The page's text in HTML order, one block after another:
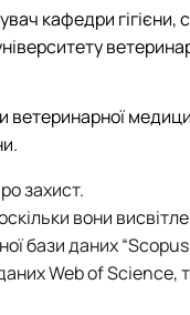
кафедри гігієни,
захист.
вони
бази даних
Web of Science,